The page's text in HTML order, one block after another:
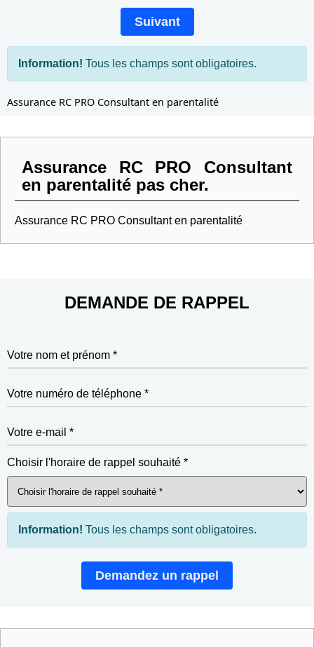
Suivant
Information! Tous les champs sont obligatoires.
Assurance RC PRO Consultant en parentalité
Assurance RC PRO Consultant
en parentalité pas cher.
Assurance RC PRO Consultant en parentalité
DEMANDE DE RAPPEL
Votre nom et prénom *
Votre numéro de téléphone *
Votre e-mail *
Choisir l'horaire de rappel souhaité *
Information! Tous les champs sont obligatoires.
Demandez un rappel